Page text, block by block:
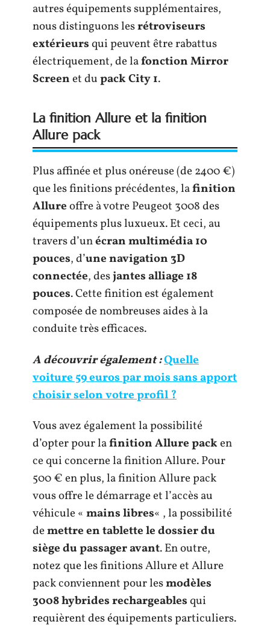
autres équipements supplémentaires,
nous distinguons lesrétroviseurs
extérieursqui peuvent être rabattus
électriquement, de lafonction Mirror
Screenet dupack City 1.
La finition Allure et la finition
Allure pack
Plus affinée et plus onéreuse (de 2400 €)
que les finitions précédentes, lafinition
Allureoffre à votre Peugeot 3008 des
équipements plus luxueux. Et ceci, au
travers d’unécran multimédia 10
pouces, d’une navigation 3D
connectée, desjantes alliage 18
pouces. Cette finition est également
composée de nombreuses aides à la
conduite très efficaces.
A découvrir également :Quelle
voiture 59 euros par mois sans apport
choisir selon votre profil ?
Vous avez également la possibilité
d’opter pour lafinition Allure packen
ce qui concerne la finition Allure. Pour
500 € en plus, la finition Allure pack
vous offre le démarrage et l’accès au
véhicule « mains libres« , la possibilité
demettre en tablette le dossier du
siège du passager avant. En outre,
notez que les finitions Allure et Allure
pack conviennent pour lesmodèles
3008 hybrides rechargeablesqui
requièrent des équipements particuliers.